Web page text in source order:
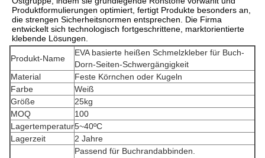
Produktformulierungen optimiert, fertigt Produkte besonders an,
die strengen Sicherheitsnormen entsprechen. Die Firma
entwickelt sich technologisch fortgeschrittene, marktorientierte
klebende Lösungen.
Produkt-Name
EVA basierte heißen Schmelzkleber für Buch-
Dorn-Seiten-Schwergängigkeit
Material
Feste Körnchen oder Kugeln
Farbe
Weiß
Größe
25kg
MOQ
100
Lagertemperatur5~40ºC
Lagerzeit
2 Jahre
Passend für Buchrandabbinden.